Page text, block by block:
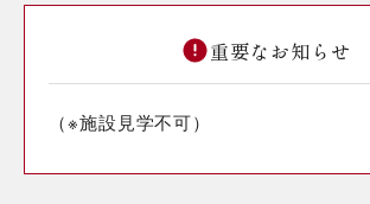
重要なお知らせ
（※施設見学不可）